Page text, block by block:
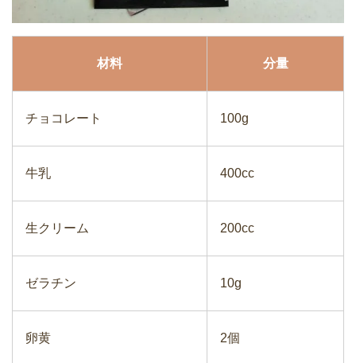
材料 分量
チョコレート 100g
牛乳 400cc
生クリーム 200cc
ゼラチン 10g
卵黄 2個